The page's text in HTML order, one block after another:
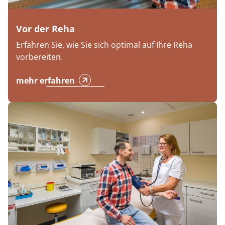
Vor der Reha
Erfahren Sie, wie Sie sich optimal auf Ihre Reha
vorbereiten.
mehr erfahren